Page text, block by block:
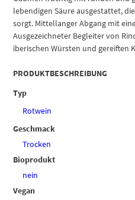
lebendigen Säure ausgestattet,
sorgt. Mittellanger Abgang mit
Ausgezeichneter Begleiter von
iberischen Würsten und gereiften
PRODUKTBESCHREIBUNG
Typ
Rotwein
Geschmack
Trocken
Bioprodukt
nein
Vegan